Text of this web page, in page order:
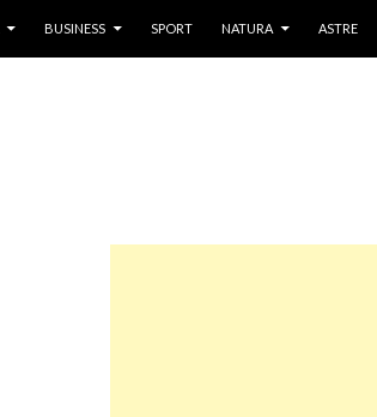
BUSINESS SPORT NATURA ASTRE